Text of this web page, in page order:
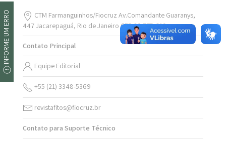
CTM Farmanguinhos/Fiocruz Av.Comandante Guaranys,
447 Jacarepaguá, Rio de Janeiro CEP 20.775-610
Contato Principal
Equipe Editorial
+55 (21) 3348-5369
revistafitos@fiocruz.br
Contato para Suporte Técnico
INFORME UM ERRO